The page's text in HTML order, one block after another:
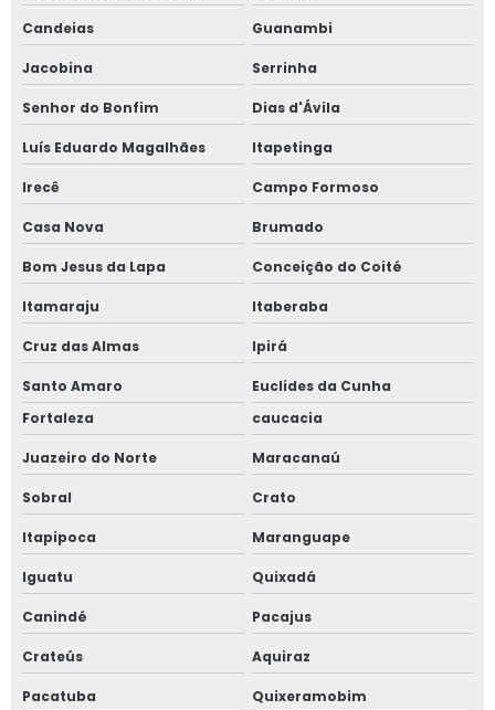
Candeias Guanambi
Jacobina Serrinha
Senhor do Bonfim Dias d'Ávila
Luís Eduardo Magalhães Itapetinga
Irecê Campo Formoso
Casa Nova Brumado
Bom Jesus da Lapa Conceição do Coité
Itamaraju Itaberaba
Cruz das Almas Ipirá
Santo Amaro
Euclides da Cunha
Fortaleza
caucacia
Juazeiro do Norte Maracanaú
Sobral Crato
Itapipoca Maranguape
Iguatu Quixadá
Canindé Pacajus
Crateús Aquiraz
Pacatuba
Quixeramobim